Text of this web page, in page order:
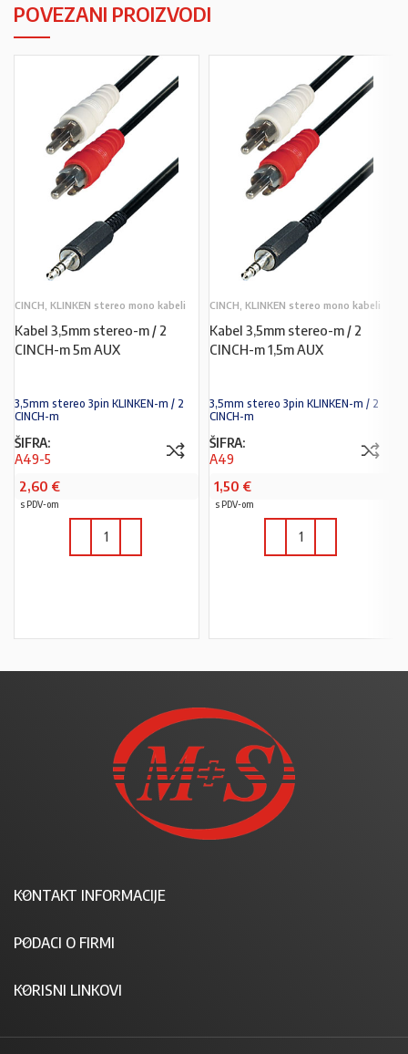
POVEZANI PROIZVODI
CINCH, KLINKEN stereo mono kabeli
Kabel 3,5mm stereo-m / 2
CINCH-m 5m AUX
3,5mm stereo 3pin KLINKEN-m / 2
CINCH-m
ŠIFRA:
A49-5
2,60 €
s PDV-om
CINCH, KLINKEN stereo mono kabeli
Kabel 3,5mm stereo-m / 2
CINCH-m 1,5m AUX
3,5mm stereo 3pin KLINKEN-m / 2
CINCH-m
ŠIFRA:
A49
1,50 €
s PDV-om
KONTAKT INFORMACIJE
PODACI O FIRMI
KORISNI LINKOVI